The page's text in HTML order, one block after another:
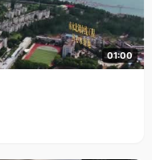
01:00